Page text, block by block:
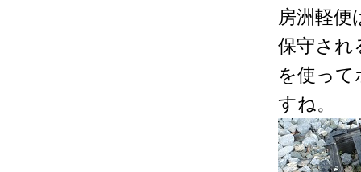
房洲軽
保守され
を使っ
すね。